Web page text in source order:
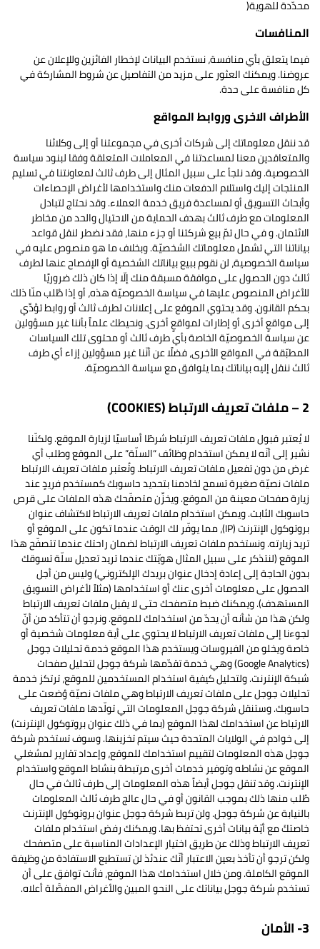
محدّدة للهوية(
المنافسات
فيما يتعلق بأي منافسة، نستخدم البيانات لإخطار الفائزين وللإعلان عن
عروضنا. ويمكنك العثور على مزيد من التفاصيل عن شروط المشاركة في
كل منافسة على حدة.
الأطراف الاخرى وروابط المواقع
قد ننقل معلوماتك إلى شركات أخرى في مجموعتنا أو إلى وكلائنا
والمتعاقدين معنا لمساعدتنا في المعاملات المتعلقة وفقا لبنود سياسة
الخصوصية. وقد نلجأ على سبيل المثال إلى طرف ثالث لمعاونتنا في تسليم
المنتجات إليك واستلام الدفعات منك واستخدامها لأغراض الإحصاءات
وأبحاث التسويق أو لمساعدة فريق خدمة العملاء. وقد نحتاج لتبادل
المعلومات مع طرف ثالث بهدف الحماية من الاحتيال والحد من مخاطر
الائتمان. و في حال تمّ بيع شركتنا أو جزء منها، فقد نضطر لنقل قواعد
بياناتنا التي تشمل معلوماتك الشخصيّة. وبخلاف ما هو منصوص عليه في
سياسة الخصوصية، لن نقوم ببيع بياناتك الشخصية أو الإفصاح عنها لطرف
ثالث دون الحصول على موافقة مسبقة منك إلّا إذا كان ذلك ضروريًا
للأغراض المنصوص عليها في سياسة الخصوصيّة هذه، أو إذا طُلب منّا ذلك
بحكم القانون. وقد يحتوي الموقع على إعلانات لطرف ثالث أو روابط تؤدِّي
إلى مواقعٍ أخرى أو إطارات لمواقعٍ أخرى. ونحيطك علماً بأننا غير مسؤولين
عن سياسة الخصوصيّة الخاصة بأي طرف ثالث أو محتوى تلك السياسات
المطبّقة في المواقع الأخرى، فضلًا عن أنّنا غير مسؤولين إزاء أي طرف
ثالث ننقل إليه بياناتك بما يتوافق مع سياسة الخصوصيّة.
2 – ملفات تعريف الارتباط (COOKIES)
لا يُعتبر قبول ملفات تعريف الارتباط شرطًا أساسيًا لزيارة الموقع. ولكنّنا
نشير إلى أنّه لا يمكن استخدام وظائف “السلّة” على الموقع وطلب أي
غرض من دون تفعيل ملفات تعريف الارتباط. وتُعتبر ملفات تعريف الارتباط
ملفات نصيّة صغيرة تسمح لخادمنا بتحديد حاسوبك كمستخدم فريدٍ عند
زيارة صفحات معينة من الموقع. ويخزِّن متصفّحك هذه الملفات على قرص
حاسوبك الثابت. ويمكن استخدام ملفات تعريف الارتباط لاكتشاف عنوان
بروتوكول الإنترنت (IP)، مما يوفّر لك الوقت عندما تكون على الموقع أو
تريد زيارته. ونستخدم ملفات تعريف الارتباط لضمان راحتك عندما تتصفّح هذا
الموقع (لنتذكر على سبيل المثال هويّتك عندما تريد تعديل سلّة تسوقك
بدون الحاجة إلى إعادة إدخال عنوان بريدك الإلكتروني) وليس من أجل
الحصول على معلومات أخرى عنك أو استخدامها (مثلاً لأغراض التسويق
المستهدف). ويمكنك ضبط متصفحك حتى لا يقبل ملفات تعريف الارتباط
ولكن هذا من شأنه أن يحدّ من استخدامك للموقع. ونرجو أن تتأكد من أنّ
لجوءنا إلى ملفات تعريف الارتباط لا يحتوي على أية معلومات شخصية أو
خاصة ويخلو من الفيروسات ويستخدم هذا الموقع خدمة تحليلات جوجل
(Google Analytics) وهي خدمة تقدّمها شركة جوجل لتحليل صفحات
شبكة الإنترنت. ولتحليل كيفية استخدام المستخدمين للموقع، ترتكز خدمة
تحليلات جوجل على ملفات تعريف الارتباط وهي ملفات نصيّة وُضعت على
حاسوبك. وستنقل شركة جوجل المعلومات التي تولّدها ملفات تعريف
الارتباط عن استخدامك لهذا الموقع (بما في ذلك عنوان بروتوكول الإنترنت)
إلى خوادم في الولايات المتحدة حيث سيتم تخزينها. وسوف تستخدم شركة
جوجل هذه المعلومات لتقييم استخدامك للموقع، وإعداد تقارير لمشغلي
الموقع عن نشاطه وتوفير خدمات أخرى مرتبطة بنشاط الموقع واستخدام
الإنترنت. وقد تنقل جوجل أيضاً هذه المعلومات إلى طرف ثالث في حال
طُلب منها ذلك بموجب القانون أو في حال عالج طرف ثالث المعلومات
بالنيابة عن شركة جوجل. ولن تربط شركة جوجل عنوان بروتوكول الإنترنت
خاصتكَ مع أيّة بيانات أخرى تحتفظ بها. ويمكنك رفض استخدام ملفات
تعريف الارتباط وذلك عن طريق اختيار الإعدادات المناسبة على متصفحك
ولكن ترجو أن تأخذ بعين الاعتبار أنّك عندئذ لن تستطيع الاستفادة من وظيفة
الموقع الكاملة. ومن خلال استخدامك هذا الموقع، فأنت توافق على أن
تستخدم شركة جوجل بياناتك على النحو المبين والأغراض المفصَّلة أعلاه.
3- الأمان